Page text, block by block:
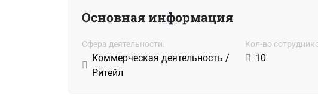
Основная информация
Сфера деятельности:
Коммерческая деятельность /
Ритейл
Кол-во
10